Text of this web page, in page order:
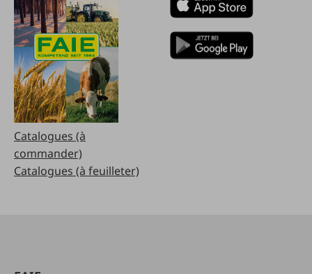
Catalogues (à
commander)
Catalogues (à feuilleter)